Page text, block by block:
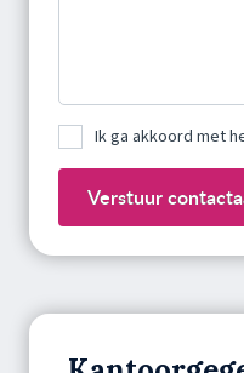
Ik ga akkoord met
Verstuur